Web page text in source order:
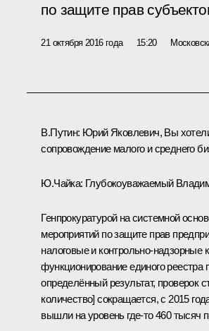
по защите прав
21 октября 2016 года 15:20
В.Путин: Юрий Яковлевич, Вы
сопровождение малого и среднего
Ю.Чайка: Глубокоуважаемый
Генпрокуратурой на системной
мероприятий по защите прав
налоговые и контрольно-надзорные
функционирование единого реестра
определённый результат, проверок
количество] сокращается, с 2015
вышли на уровень где‑то 460 тысяч